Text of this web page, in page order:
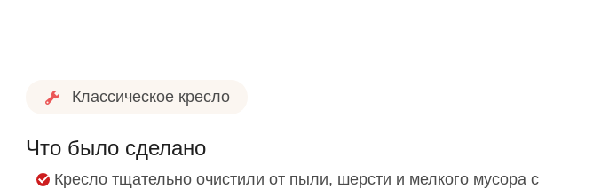
Классическое кресло
Что было сделано
Кресло тщательно очистили от пыли, шерсти и мелкого мусора с